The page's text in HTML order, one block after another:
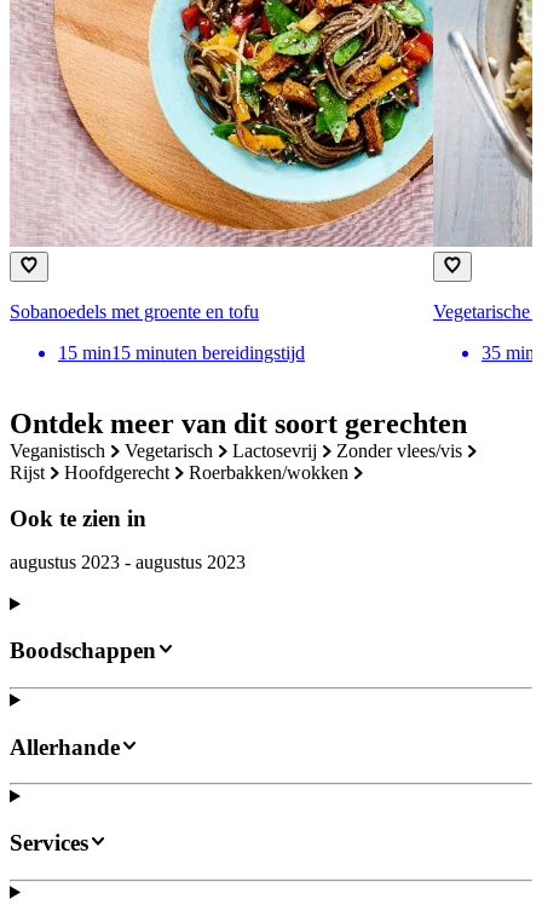
Ontdek meer van dit soort gerechten
veganistisch vegetarisch lactosevrij
zonder vlees/vis
rijst
hoofdgerecht roerbakken/wokken
Ook te zien in
augustus 2023 - augustus 2023
Sobanoedels met groente en tofu
15 min15 minuten bereidingstijd
Vegetarische
35 min
Boodschappen
Allerhande
Services